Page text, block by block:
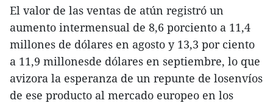
El valor de las ventas de atún registró un
aumento intermensual de 8,6 porciento a 11,4
millones de dólares en agosto y 13,3 por ciento
a 11,9 millonesde dólares en septiembre, lo que
avizora la esperanza de un repunte de losenvíos
de ese producto al mercado europeo en los